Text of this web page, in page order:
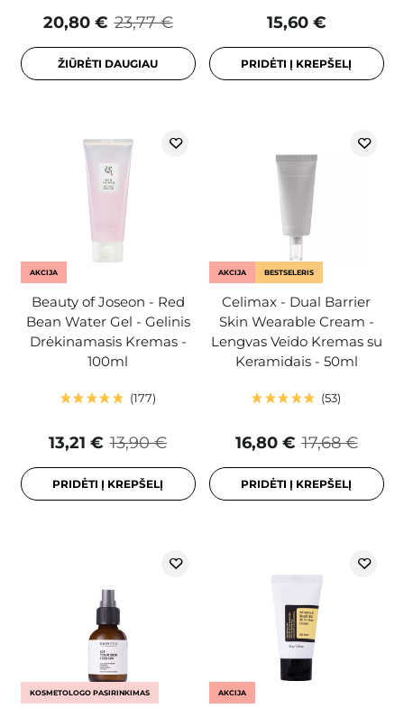
23,77 €
20,80 €
ŽIŪRĖTI DAUGIAU
15,60 €
PRIDĖTI Į KREPŠELĮ
AKCIJA
Beauty of Joseon - Red
Bean Water Gel - Gelinis
Drėkinamasis Kremas -
100ml
177
13,90 €
13,21 €
PRIDĖTI Į KREPŠELĮ
AKCIJA BESTSELERIS
Celimax - Dual Barrier
Skin Wearable Cream -
Lengvas Veido Kremas su
Keramidais - 50ml
53
17,68 €
16,80 €
PRIDĖTI Į KREPŠELĮ
KOSMETOLOGO PASIRINKIMAS AKCIJA